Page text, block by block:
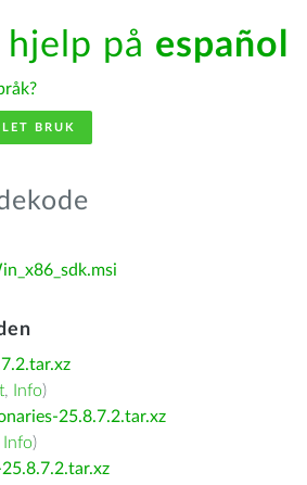
hjelp på español
BRUK
, Info)
25.8.7.2.tar.xz
Info)